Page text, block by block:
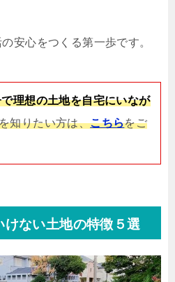
安心をつくる第一歩です。
理想の土地を自宅にいなが
知りたい方は、こちらをご
けない土地の特徴５選